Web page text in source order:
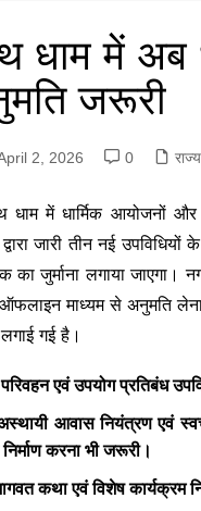
धाम में
जरूरी
2, 2026 0 राज्य
धाम में धार्मिक आयोजनों
जारी तीन नई
जुर्माना लगाया जाएगा।
माध्यम से अनुमति
गई है।
परिवहन एवं उपयोग प्रतिबंध
आवास नियंत्रण एवं
करना भी जरूरी।
कथा एवं विशेष